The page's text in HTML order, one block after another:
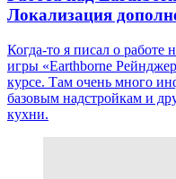
Локализация
Когда-то я писал о работе
игры «Earthborne
курсе. Там очень много
базовым надстройкам и
кухни.